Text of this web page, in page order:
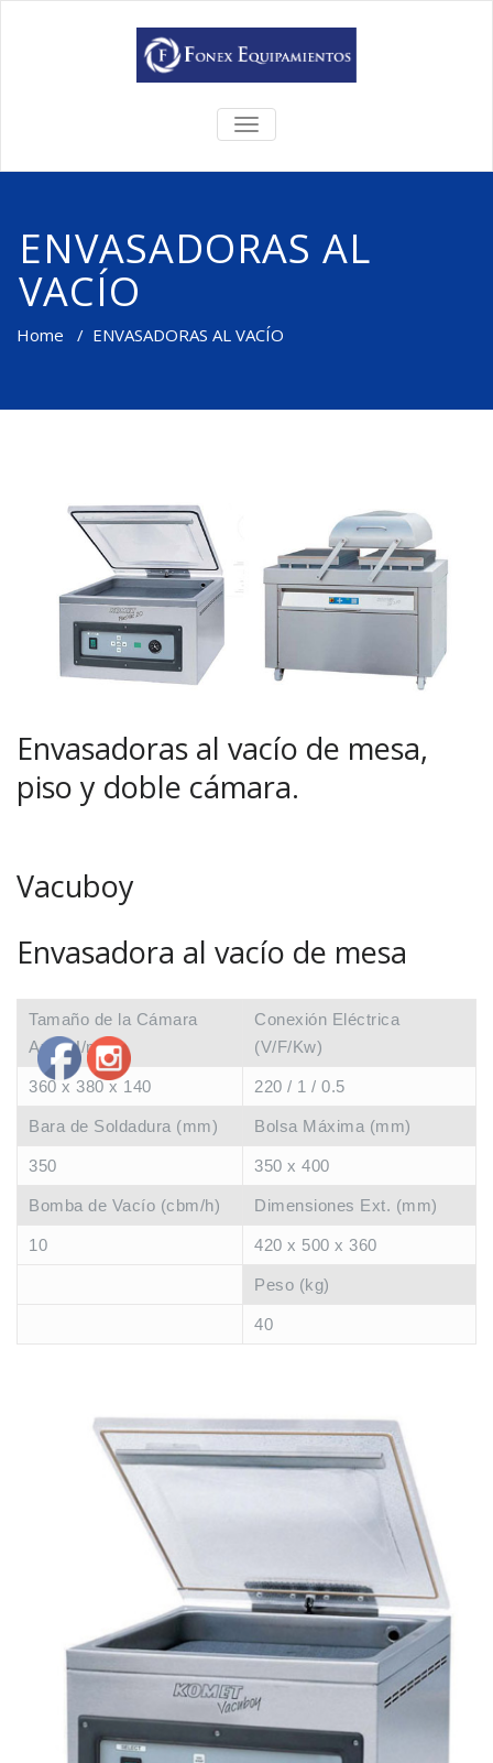
TOGGLE
ENVASADORAS AL
VACÍO
Home / ENVASADORAS AL VACÍO
Envasadoras al vacío de mesa,
piso y doble cámara.
Vacuboy
Envasadora al vacío de mesa
Tamaño de la Cámara
AxLxH/mm
Conexión Eléctrica
(V/F/Kw)
360 x 380 x 140 220 / 1 / 0.5
Bara de Soldadura (mm) Bolsa Máxima (mm)
350 350 x 400
Bomba de Vacío (cbm/h) Dimensiones Ext. (mm)
10 420 x 500 x 360
Peso (kg)
40